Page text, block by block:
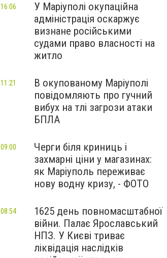
У Маріуполі окупаційна
адміністрація оскаржує
визнане російськими
судами право власності на
житло
16:06
В окупованому Маріуполі
повідомляють про гучний
вибух на тлі загрози атаки
БПЛА
11:21
Черги біля криниць і
захмарні ціни у магазинах:
як Маріуполь переживає
нову водну кризу, - ФОТО
09:00
1625 день повномасштабної
війни. Палає Ярославський
НПЗ. У Києві триває
ліквідація наслідків
08:54